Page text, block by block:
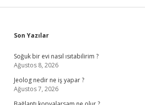
Sidebar
Son Yazılar
Soğuk bir evi nasıl ısıtabilirim ?
Ağustos 8, 2026
Jeolog nedir ne iş yapar ?
Ağustos 7, 2026